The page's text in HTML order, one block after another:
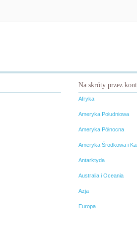
Na skróty przez
Afryka
Ameryka Południowa
Ameryka Północna
Ameryka Środkowa i
Antarktyda
Australia i Oceania
Azja
Europa